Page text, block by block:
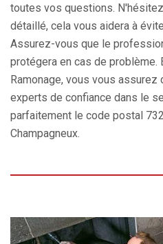
toutes vos questions.
détaillé, cela vous aidera à
Assurez-vous que le
protégera en cas de problème.
Ramonage, vous vous assurez
experts de confiance dans le
parfaitement le code postal
Champagneux.